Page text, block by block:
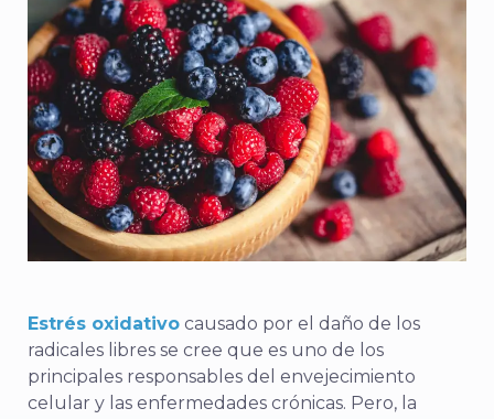
Estrés oxidativo causado por el daño de los
radicales libres se cree que es uno de los
principales responsables del envejecimiento
celular y las enfermedades crónicas. Pero, la